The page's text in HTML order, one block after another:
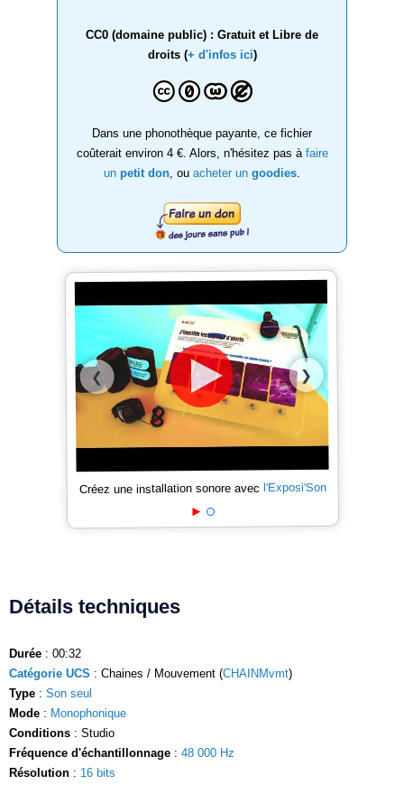
CC0 (domaine public) : Gratuit et Libre de
droits (+ d'infos ici)
Dans une phonothèque payante, ce fichier
coûterait environ 4 €. Alors, n'hésitez pas à faire
un petit don , ou acheter un goodies
❮ ❯
Créez une installation sonore avec l'Exposi'Son
Détails techniques
Durée : 00:32
Catégorie UCS : Chaines / Mouvement (CHAINMvmt)
Type : Son seul
Mode : Monophonique
Conditions : Studio
Fréquence d'échantillonnage : 48 000 Hz
Résolution : 16 bits